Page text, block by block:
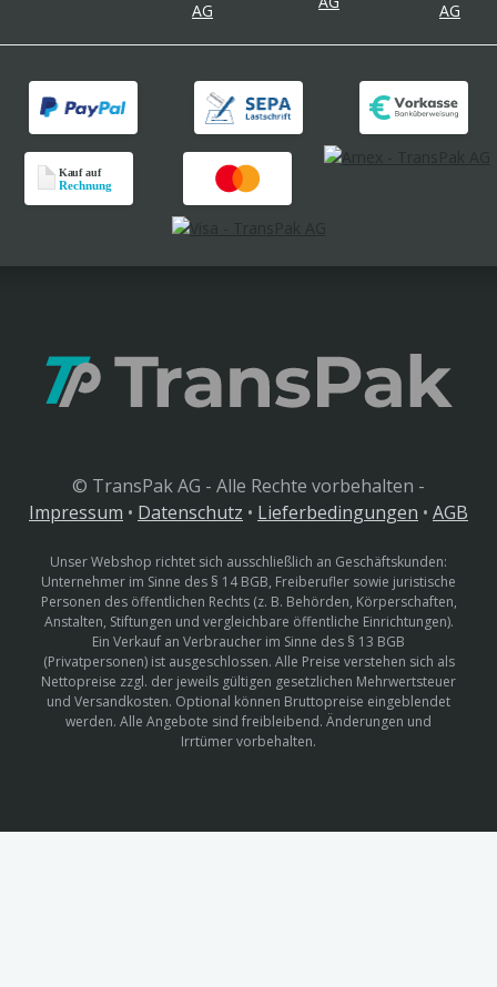
© TransPak AG - Alle Rechte vorbehalten -
Impressum • Datenschutz • Lieferbedingungen • AGB
Unser Webshop richtet sich ausschließlich an Geschäftskunden:
Unternehmer im Sinne des § 14 BGB, Freiberufler sowie juristische
Personen des öffentlichen Rechts (z. B. Behörden, Körperschaften,
Anstalten, Stiftungen und vergleichbare öffentliche Einrichtungen).
Ein Verkauf an Verbraucher im Sinne des § 13 BGB
(Privatpersonen) ist ausgeschlossen. Alle Preise verstehen sich als
Nettopreise zzgl. der jeweils gültigen gesetzlichen Mehrwertsteuer
und Versandkosten. Optional können Bruttopreise eingeblendet
werden. Alle Angebote sind freibleibend. Änderungen und
Irrtümer vorbehalten.